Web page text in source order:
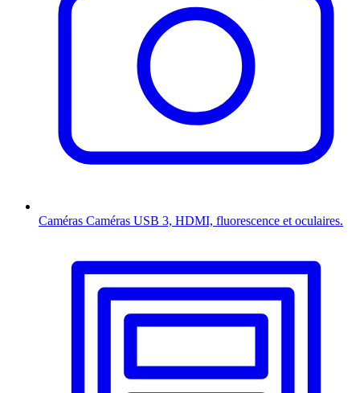
Caméras Caméras USB 3, HDMI, fluorescence et oculaires.